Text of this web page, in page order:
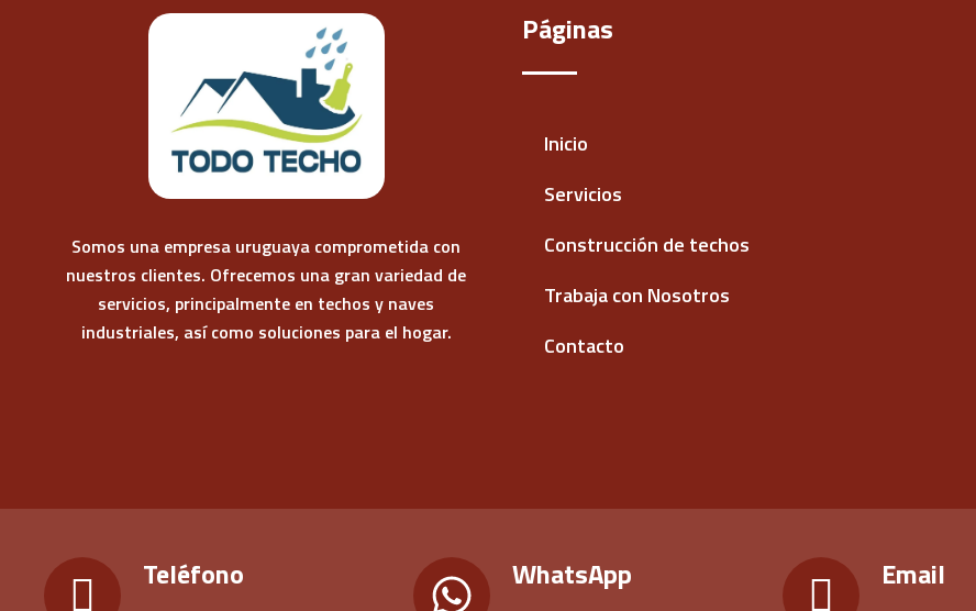
Somos una empresa uruguaya comprometida con
nuestros clientes. Ofrecemos una gran variedad de
servicios, principalmente en techos y naves
industriales, así como soluciones para el hogar.
Páginas
Inicio
Servicios
Construcción de techos
Trabaja con Nosotros
Contacto
Teléfono WhatsApp Email